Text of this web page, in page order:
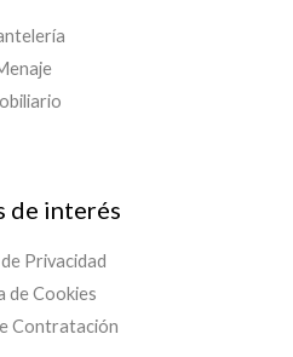
de interés
Privacidad
de Cookies
Contratación